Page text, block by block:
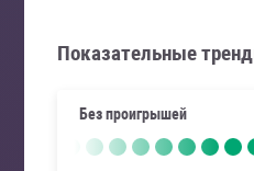
Показательные
Без проигрышей